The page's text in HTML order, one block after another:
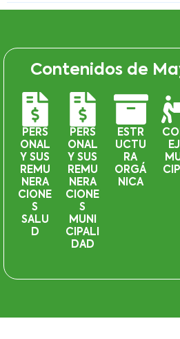
Contenidos de
PERS
ONAL
Y SUS
REMU
NERA
CIONE
S
SALU
D
PERS
ONAL
Y SUS
REMU
NERA
CIONE
S
MUNI
CIPALI
DAD
ESTR
UCTU
RA
ORGÁ
NICA